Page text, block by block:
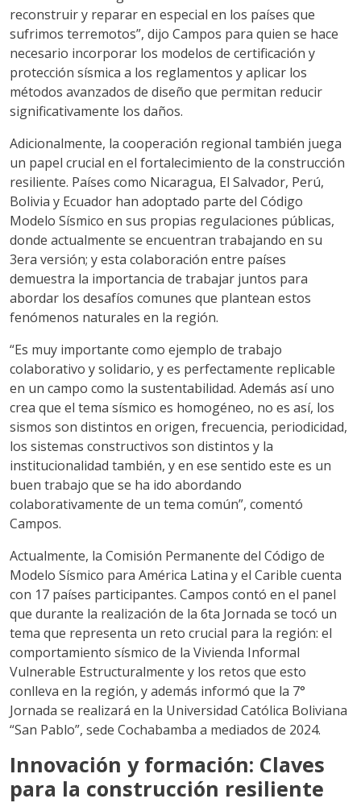
reconstruir y reparar en especial en los países que
sufrimos terremotos”, dijo Campos para quien se hace
necesario incorporar los modelos de certificación y
protección sísmica a los reglamentos y aplicar los
métodos avanzados de diseño que permitan reducir
significativamente los daños.
Adicionalmente, la cooperación regional también juega
un papel crucial en el fortalecimiento de la construcción
resiliente. Países como Nicaragua, El Salvador, Perú,
Bolivia y Ecuador han adoptado parte del Código
Modelo Sísmico en sus propias regulaciones públicas,
donde actualmente se encuentran trabajando en su
3era versión; y esta colaboración entre países
demuestra la importancia de trabajar juntos para
abordar los desafíos comunes que plantean estos
fenómenos naturales en la región.
“Es muy importante como ejemplo de trabajo
colaborativo y solidario, y es perfectamente replicable
en un campo como la sustentabilidad. Además así uno
crea que el tema sísmico es homogéneo, no es así, los
sismos son distintos en origen, frecuencia, periodicidad,
los sistemas constructivos son distintos y la
institucionalidad también, y en ese sentido este es un
buen trabajo que se ha ido abordando
colaborativamente de un tema común”, comentó
Campos.
Actualmente, la Comisión Permanente del Código de
Modelo Sísmico para América Latina y el Carible cuenta
con 17 países participantes. Campos contó en el panel
que durante la realización de la 6ta Jornada se tocó un
tema que representa un reto crucial para la región: el
comportamiento sísmico de la Vivienda Informal
Vulnerable Estructuralmente y los retos que esto
conlleva en la región, y además informó que la 7°
Jornada se realizará en la Universidad Católica Boliviana
“San Pablo”, sede Cochabamba a mediados de 2024.
Innovación y formación: Claves
para la construcción resiliente